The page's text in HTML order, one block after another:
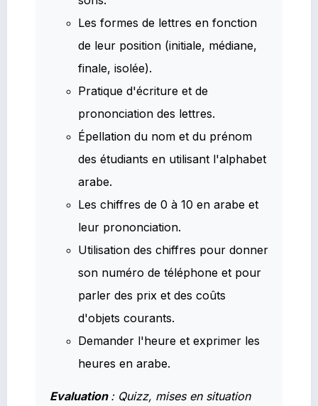
Les formes de lettres en fonction
de leur position (initiale, médiane,
finale, isolée).
Pratique d'écriture et de
prononciation des lettres.
Épellation du nom et du prénom
des étudiants en utilisant l'alphabet
arabe.
Les chiffres de 0 à 10 en arabe et
leur prononciation.
Utilisation des chiffres pour donner
son numéro de téléphone et pour
parler des prix et des coûts
d'objets courants.
Demander l'heure et exprimer les
heures en arabe.
Evaluation : Quizz, mises en situation